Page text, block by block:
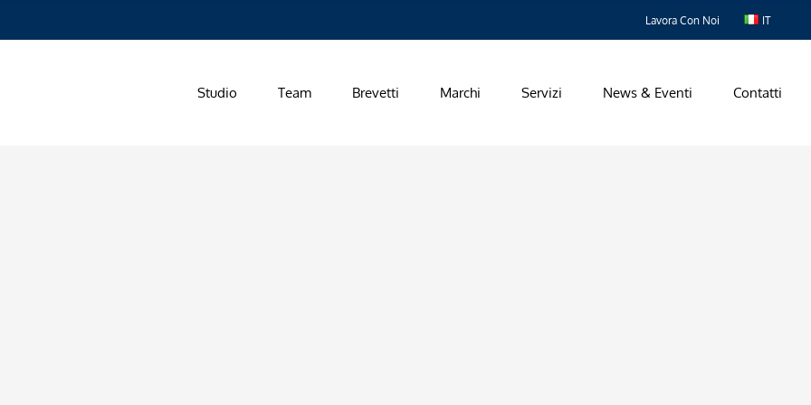
Lavora Con Noi IT
Studio Team Brevetti Marchi Servizi News & Eventi Contatti